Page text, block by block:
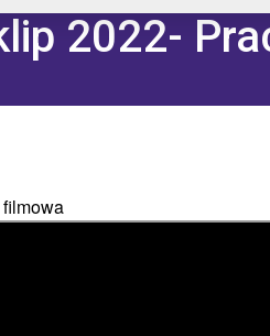
2022-